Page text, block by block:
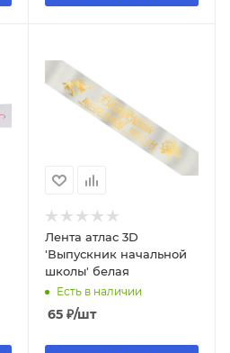
Лента атлас 3D
'Выпускник начальной
школы' белая
Есть в наличии
65 ₽/шт